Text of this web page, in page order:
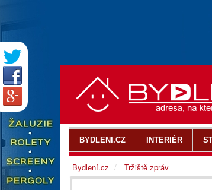
BYDLENI.CZ INTERIÉR
Bydlení.cz Tržiště zpráv